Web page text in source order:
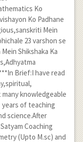
Ko
Ko Padhane
Mein
23 varshon se
Shikshaka Ka
Brief:I have read
knowledgeable
of teaching
science.After
Coaching
(Upto M.sc) and